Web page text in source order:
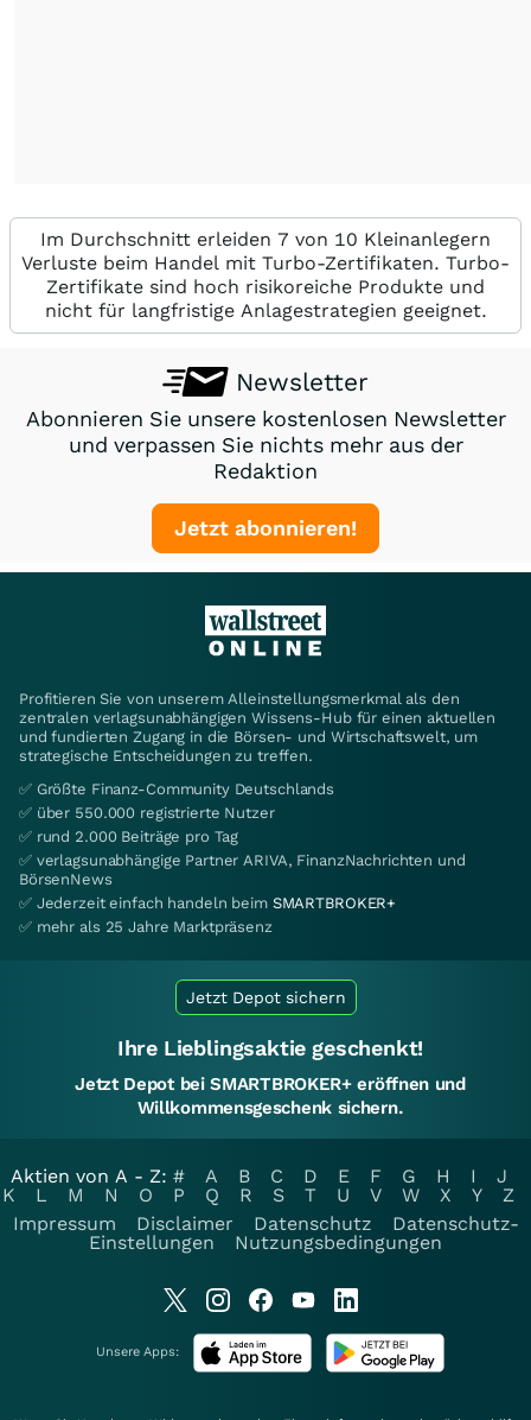
Im Durchschnitt erleiden 7 von 10 Kleinanlegern
Verluste beim Handel mit Turbo-Zertifikaten. Turbo-
Zertifikate sind hoch risikoreiche Produkte und
nicht für langfristige Anlagestrategien geeignet.
Newsletter
Abonnieren Sie unsere kostenlosen Newsletter
und verpassen Sie nichts mehr aus der
Redaktion
Jetzt abonnieren!
Profitieren Sie von unserem Alleinstellungsmerkmal als den
zentralen verlagsunabhängigen Wissens-Hub für einen aktuellen
und fundierten Zugang in die Börsen- und Wirtschaftswelt, um
strategische Entscheidungen zu treffen.
✅ Größte Finanz-Community Deutschlands
✅ über 550.000 registrierte Nutzer
✅ rund 2.000 Beiträge pro Tag
✅ verlagsunabhängige Partner ARIVA, FinanzNachrichten und
BörsenNews
✅ Jederzeit einfach handeln beim SMARTBROKER+
✅ mehr als 25 Jahre Marktpräsenz
Jetzt Depot sichern
Ihre Lieblingsaktie geschenkt!
Jetzt Depot bei SMARTBROKER+ eröffnen und
Willkommensgeschenk sichern.
Aktien von A - Z: # A B C D E F G H I
J
K
L M N O P Q R S T U V W X Y
Z
Impressum
Disclaimer Datenschutz
Datenschutz-
Einstellungen
Nutzungsbedingungen
Unsere Apps: